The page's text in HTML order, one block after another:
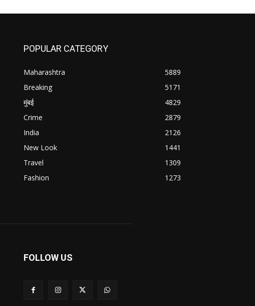
POPULAR CATEGORY
Maharashtra
5889
Breaking
5171
मुंबई
4829
Crime
2879
India
2126
New Look
1441
Travel
1309
Fashion
1273
FOLLOW US